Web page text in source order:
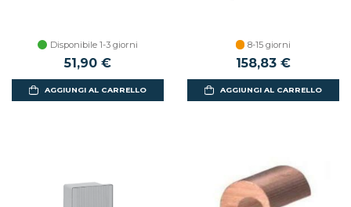
Disponibile 1-3 giorni
51,90 €
AGGIUNGI AL CARRELLO
8-15 giorni
158,83 €
AGGIUNGI AL CARRELLO